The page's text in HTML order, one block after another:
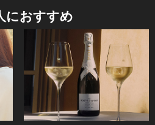
におすすめ